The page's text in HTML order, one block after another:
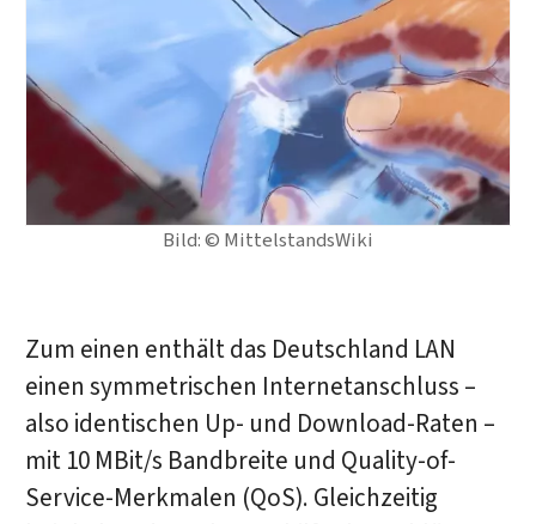
Bild: © MittelstandsWiki
Zum einen enthält das Deutschland LAN
einen symmetrischen Internetanschluss –
also identischen Up- und Download-Raten –
mit 10 MBit/s Bandbreite und Quality-of-
Service-Merkmalen (QoS). Gleichzeitig